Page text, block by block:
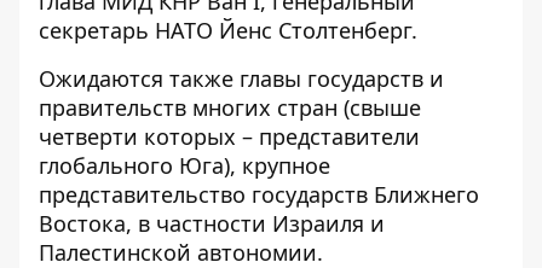
секретарь НАТО Йенс Столтенберг.
Ожидаются также главы государств и
правительств многих стран (свыше
четверти которых – представители
глобального Юга), крупное
представительство государств Ближнего
Востока, в частности Израиля и
Палестинской автономии.